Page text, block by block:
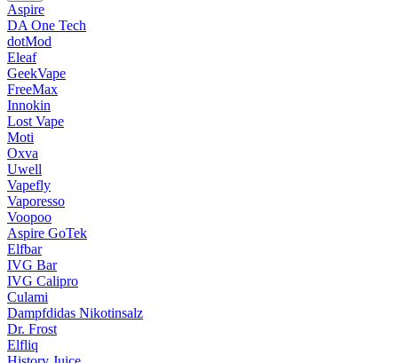
Aspire
DA One Tech
dotMod
Eleaf
GeekVape
FreeMax
Innokin
Lost Vape
Moti
Oxva
Uwell
Vapefly
Vaporesso
Voopoo
Aspire GoTek
Elfbar
IVG Bar
IVG Calipro
Culami
Dampfdidas Nikotinsalz
Dr. Frost
Elfliq